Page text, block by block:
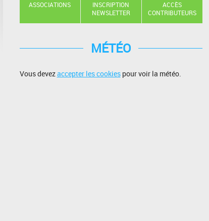
ASSOCIATIONS
INSCRIPTION
NEWSLETTER
ACCÈS
CONTRIBUTEURS
MÉTÉO
Vous devezaccepter les cookiespour voir la météo.